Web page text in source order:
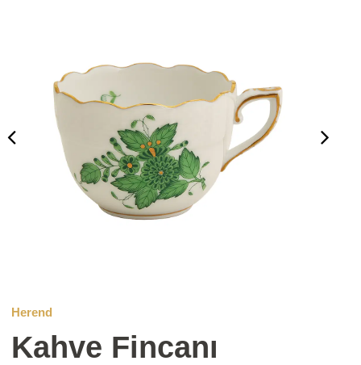
Herend
Kahve Fincanı